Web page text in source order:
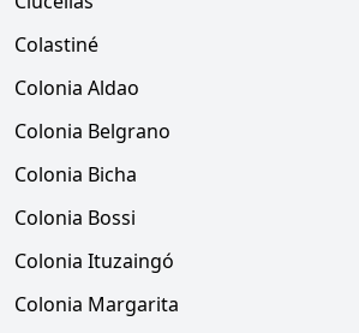
Colastiné
Colonia Aldao
Colonia Belgrano
Colonia Bicha
Colonia Bossi
Colonia Ituzaingó
Colonia Margarita